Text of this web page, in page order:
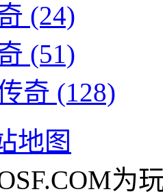
(24)
(51)
奇 (128)
地图
为